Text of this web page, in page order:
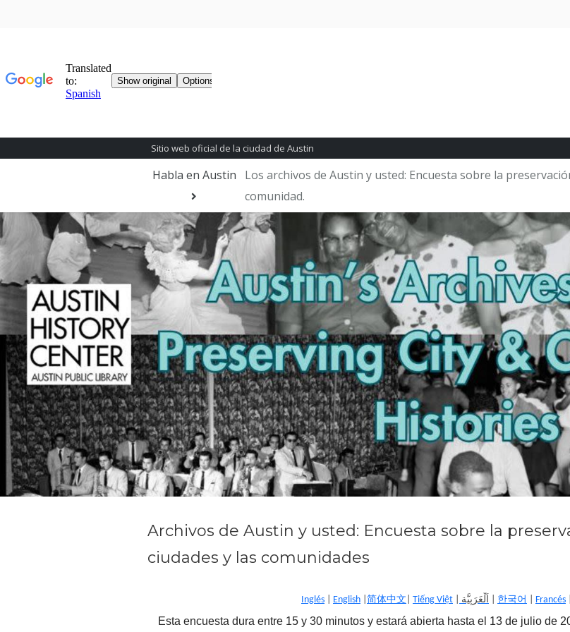
Sitio web oficial de la ciudad de Austin
Habla en Austin
Los archivos de Austin y usted: Encuesta sobre la
comunidad.
Archivos de Austin y usted: Encuesta sobre la
ciudades y las comunidades
Inglés English 简体中文 Tiếng Việt اَلْعَرَبِيَّة 한국어 Francés
Esta encuesta dura entre 15 y 30 minutos y estará abierta hasta el 13 de julio de